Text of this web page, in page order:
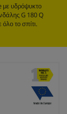
με υδρόψυκτο
G 180 Q
το σπίτι.